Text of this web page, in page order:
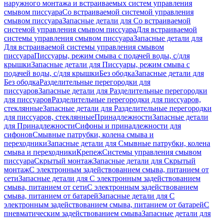
наружного монтажа и встраиваемых систем управления
смывом писсуараСо встраиваемой системой управления
смывом писсуараЗапасные детали для Со встраиваемой
системой управления смывом писсуараДля встраиваемой
системы управления смывом писсуараЗапасные детали для
Для встраиваемой системы управления смывом
писсуараПиссуары, режим смыва с подачей воды, с/для
крышкиЗапасные детали для Писсуары, режим смыва с
подачей воды, с/для крышкиБез ободкаЗапасные детали для
Без ободкаРазделительные перегородки для
писсуаровЗапасные детали для Разделительные перегородки
для писсуаровРазделительные перегородки для писсуаров,
стеклянныеЗапасные детали для Разделительные перегородки
для писсуаров, стеклянныеПринадлежностиЗапасные детали
для ПринадлежностиСифоны и принадлежности для
сифоновСмывные патрубки, колена смыва и
переходникиЗапасные детали для Смывные патрубки, колена
смыва и переходникиКрепежСистемы управления смывом
писсуараСкрытый монтажЗапасные детали для Скрытый
монтажС электронным задействованием смыва, питанием от
сетиЗапасные детали для С электронным задействованием
смыва, питанием от сетиС электронным задействованием
смыва, питанием от батарейЗапасные детали для С
электронным задействованием смыва, питанием от батарейС
пневматическим задействованием смываЗапасные детали для